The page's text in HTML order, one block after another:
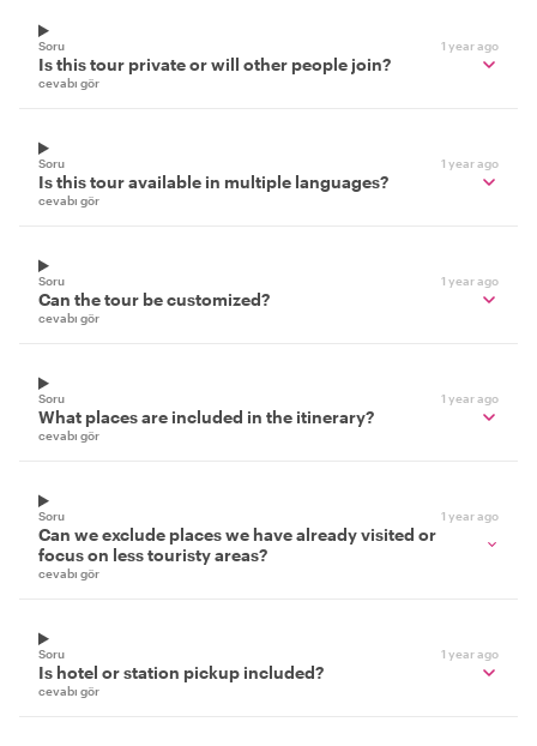
Soru 1 year ago
Is this tour private or will other people join?
cevabı gör
Soru 1 year ago
Is this tour available in multiple languages?
cevabı gör
Soru 1 year ago
Can the tour be customized?
cevabı gör
Soru 1 year ago
What places are included in the itinerary?
cevabı gör
Soru 1 year ago
Can we exclude places we have already visited or
focus on less touristy areas?
cevabı gör
Soru 1 year ago
Is hotel or station pickup included?
cevabı gör